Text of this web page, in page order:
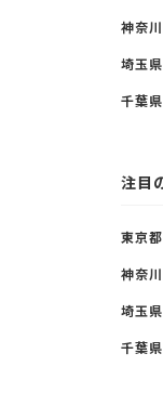
神奈
埼玉県
千葉県
注目
東京都
神奈
埼玉県
千葉県